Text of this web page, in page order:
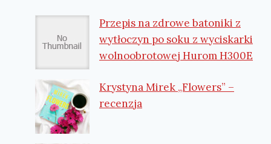
Przepis na zdrowe batoniki z
wytłoczyn po soku z wyciskarki
wolnoobrotowej Hurom H300E
Krystyna Mirek „Flowers” –
recenzja